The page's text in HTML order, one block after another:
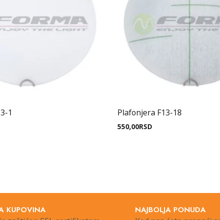
1 Plafonjera F13-18
550,00RSD
KUPOVINA
NAJBOLJA PONUDA